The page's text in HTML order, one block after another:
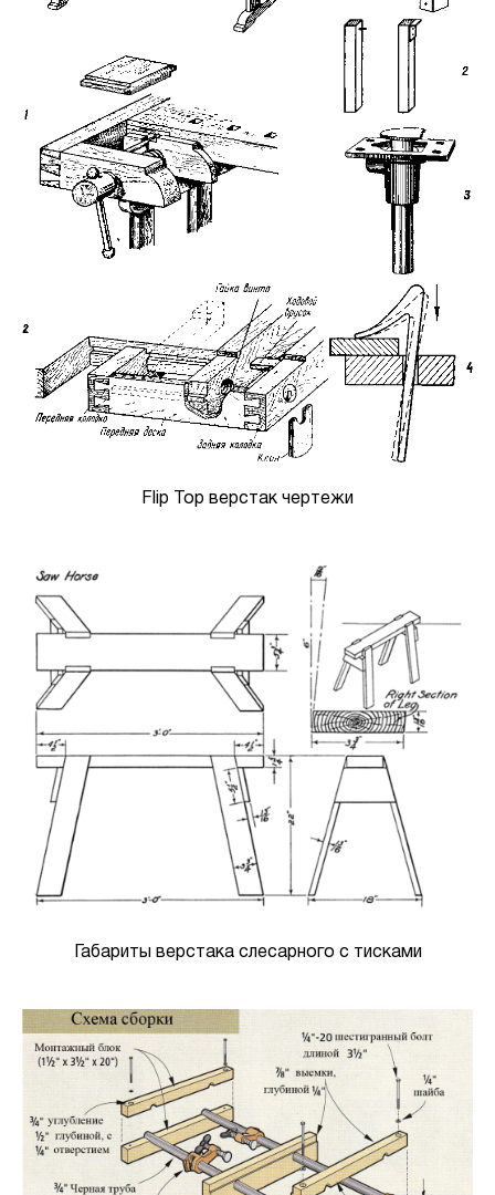
Flip Top верстак чертежи
Габариты верстака слесарного с тисками